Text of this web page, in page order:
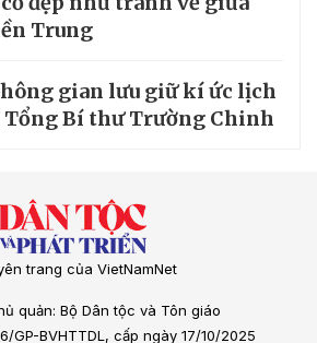
Trung
gian lưu giữ kí ức lịch
Tổng Bí thư Trường Chinh
trang của VietNamNet
quản: Bộ Dân tộc và Tôn giáo
GP-BVHTTDL, cấp ngày 17/10/2025